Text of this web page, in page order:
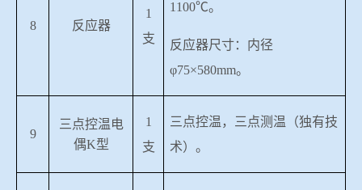
8 反应器
1
支
1100℃。
反应器尺寸：内径
φ75×580mm。
9
三点控温电
偶K型
1
支
三点控温，三点测温（独有技
术）。